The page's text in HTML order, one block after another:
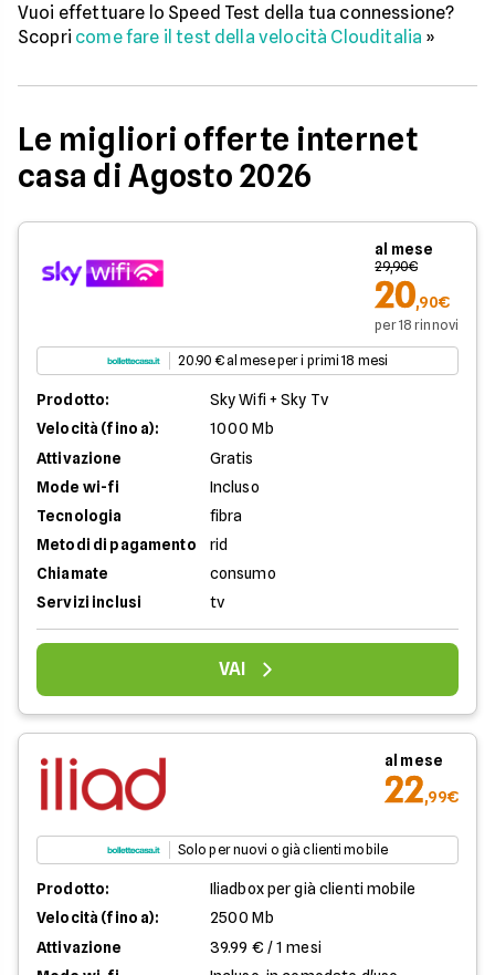
Vuoi effettuare lo Speed Test della tua connessione?
Scopri come fare il test della velocità Clouditalia »
Le migliori offerte internet
casa di Agosto 2026
al mese
29,90€
20,90€
per 18 rinnovi
20.90 € al mese per i primi 18 mesi
Prodotto:
Sky Wifi + Sky Tv
Velocità (fino a):
1000 Mb
Attivazione
Gratis
Mode wi-fi
Incluso
Tecnologia
fibra
Metodi di pagamento
rid
Chiamate
consumo
Servizi inclusi
tv
VAI
al mese
22,99€
Solo per nuovi o già clienti mobile
Prodotto:
Iliadbox per già clienti mobile
Velocità (fino a):
2500 Mb
Attivazione
39.99 € / 1 mesi